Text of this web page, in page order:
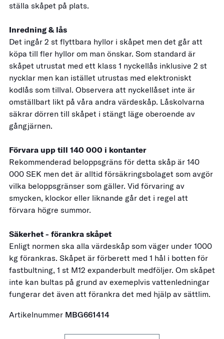
ställa skåpet på plats.
Inredning & lås
Det ingår 2 st flyttbara hyllor i skåpet men det går att
köpa till fler hyllor om man önskar. Som standard är
skåpet utrustat med ett klass 1 nyckellås inklusive 2 st
nycklar men kan istället utrustas med elektroniskt
kodlås som tillval. Observera att nyckellåset inte är
omställbart likt på våra andra värdeskåp. Låskolvarna
säkrar dörren till skåpet i stängt läge oberoende av
gångjärnen.
Förvara upp till 140 000 i kontanter
Rekommenderad beloppsgräns för detta skåp är 140
000 SEK men det är alltid försäkringsbolaget som avgör
vilka beloppsgränser som gäller. Vid förvaring av
smycken, klockor eller liknande går det i regel att
förvara högre summor.
Säkerhet - förankra skåpet
Enligt normen ska alla värdeskåp som väger under 1000
kg förankras. Skåpet är förberett med 1 hål i botten för
fastbultning, 1 st M12 expanderbult medföljer. Om skåpet
inte kan bultas på grund av exemeplvis vattenledningar
fungerar det även att förankra det med hjälp av sättlim.
Artikelnummer MBG661414